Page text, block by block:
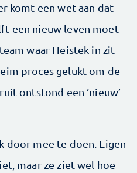
komt een wet aan dat
een nieuw leven moet
waar Heistek in zit
proces gelukt om de
ontstond een ‘nieuw’
door mee te doen. Eigen
maar ze ziet wel hoe